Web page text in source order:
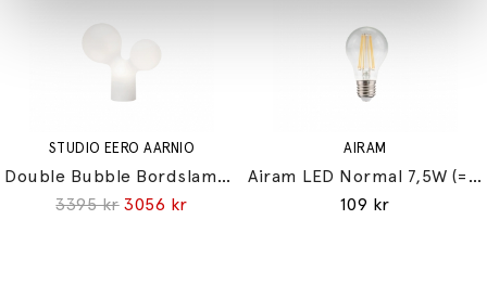
STUDIO EERO AARNIO
Double Bubble Bordslampa Small
3395 kr 3056 kr
AIRAM
Airam LED Normal 7,5W (=60W) E27
109 kr